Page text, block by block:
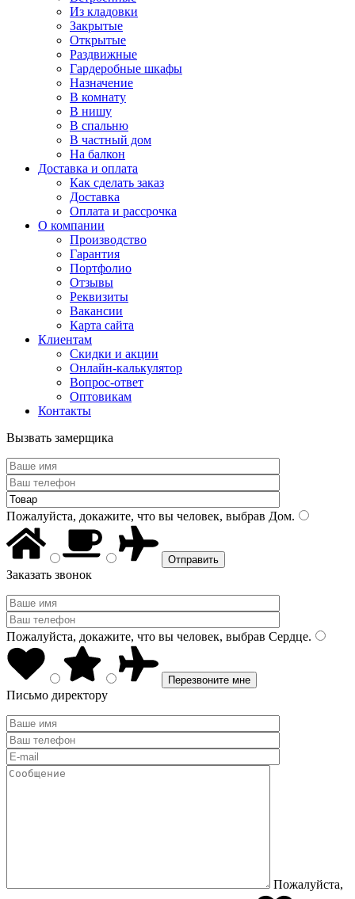
Из кладовки
Закрытые
Открытые
Раздвижные
Гардеробные шкафы
Назначение
В комнату
В нишу
В спальню
В частный дом
На балкон
Доставка и оплата
Как сделать заказ
Доставка
Оплата и рассрочка
О компании
Производство
Гарантия
Портфолио
Отзывы
Реквизиты
Вакансии
Карта сайта
Клиентам
Скидки и акции
Онлайн-калькулятор
Вопрос-ответ
Оптовикам
Контакты
Вызвать замерщика
Пожалуйста, докажите, что вы человек, выбрав Дом.
Заказать звонок
Пожалуйста, докажите, что вы человек, выбрав Сердце.
Письмо директору
Пожалуйста,